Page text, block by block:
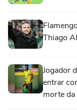
Thiago
Jogador
entrar
morte